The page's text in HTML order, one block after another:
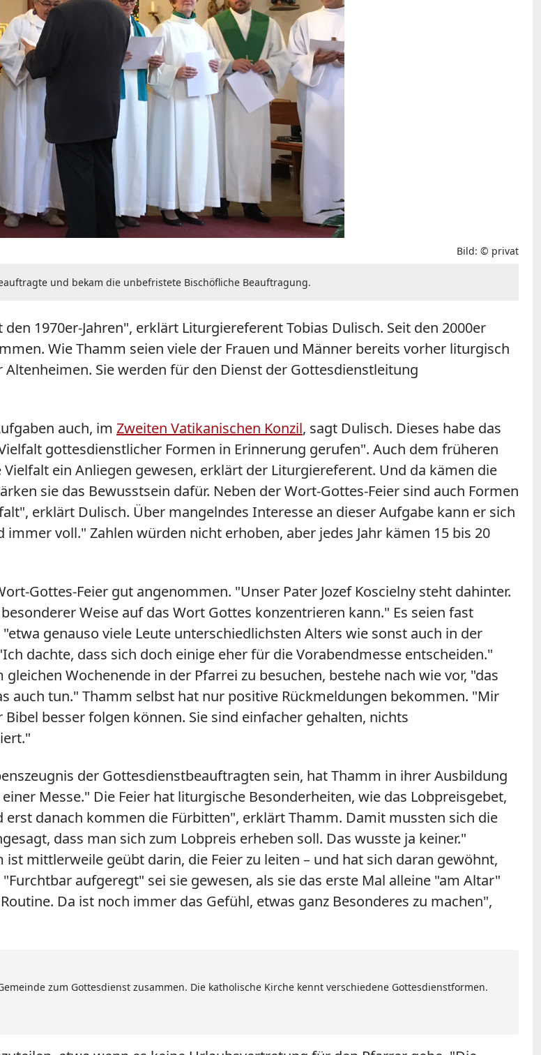
Bild: © privat
und bekam die unbefristete Bischöfliche Beauftragung.
1970er-Jahren", erklärt Liturgiereferent Tobias Dulisch. Seit den 2000er
Wie Thamm seien viele der Frauen und Männer bereits vorher liturgisch
Sie werden für den Dienst der Gottesdienstleitung
auch, im Zweiten Vatikanischen Konzil, sagt Dulisch. Dieses habe das
gottesdienstlicher Formen in Erinnerung gerufen". Auch dem früheren
Vielfalt ein Anliegen gewesen, erklärt der Liturgiereferent. Und da kämen die
sie das Bewusstsein dafür. Neben der Wort-Gottes-Feier sind auch Formen
erklärt Dulisch. Über mangelndes Interesse an dieser Aufgabe kann er sich
voll." Zahlen würden nicht erhoben, aber jedes Jahr kämen 15 bis 20
Gottes-Feier gut angenommen. "Unser Pater Jozef Koscielny steht dahinter.
Weise auf das Wort Gottes konzentrieren kann." Es seien fast
genauso viele Leute unterschiedlichsten Alters wie sonst auch in der
dachte, dass sich doch einige eher für die Vorabendmesse entscheiden."
Wochenende in der Pfarrei zu besuchen, bestehe nach wie vor, "das
auch tun." Thamm selbst hat nur positive Rückmeldungen bekommen. "Mir
besser folgen können. Sie sind einfacher gehalten, nichts
der Gottesdienstbeauftragten sein, hat Thamm in ihrer Ausbildung
Messe." Die Feier hat liturgische Besonderheiten, wie das Lobpreisgebet,
danach kommen die Fürbitten", erklärt Thamm. Damit mussten sich die
dass man sich zum Lobpreis erheben soll. Das wusste ja keiner."
mittlerweile geübt darin, die Feier zu leiten – und hat sich daran gewöhnt,
aufgeregt" sei sie gewesen, als sie das erste Mal alleine "am Altar"
Da ist noch immer das Gefühl, etwas ganz Besonderes zu machen",
zum Gottesdienst zusammen. Die katholische Kirche kennt verschiedene Gottesdienstformen.